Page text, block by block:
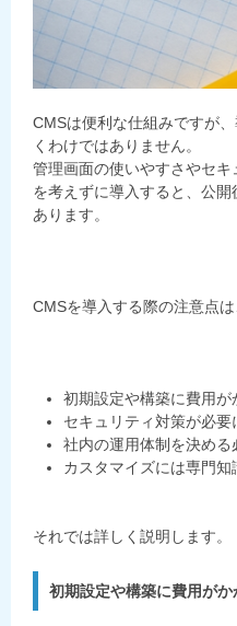
CMSは便利な仕組みですが
くわけではありません。
管理画面の使いやすさやセ
を考えずに導入すると、公
あります。
CMSを導入する際の注意点は
初期設定や構築に費用が
セキュリティ対策が必要
社内の運用体制を決める
カスタマイズには専門知
それでは詳しく説明します。
初期設定や構築に費用がか